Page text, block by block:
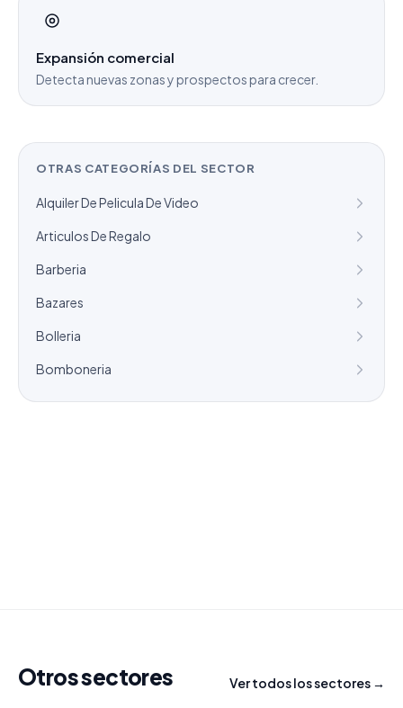
Expansión comercial
Detecta nuevas zonas y prospectos para crecer.
OTRAS CATEGORÍAS DEL SECTOR
Alquiler De Pelicula De Video
Articulos De Regalo
Barberia
Bazares
Bolleria
Bomboneria
Otros sectores Ver todos los sectores →